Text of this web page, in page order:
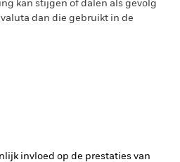
kan stijgen of dalen als gevolg
dan die gebruikt in de
invloed op de prestaties van